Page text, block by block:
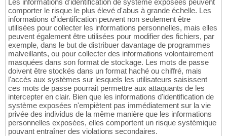
comporter le risque le plus élevé d'abus à grande échelle. Les
informations d'identification peuvent non seulement être
utilisées pour collecter les informations personnelles, mais elles
peuvent également être utilisées pour modifier des fichiers, par
exemple, dans le but de distribuer davantage de programmes
malveillants, ou pour collecter des informations volontairement
masquées dans son format de stockage. Les mots de passe
doivent être stockés dans un format haché ou chiffré, mais
l'accès aux systèmes sur lesquels les utilisateurs saisissent
ces mots de passe pourrait permettre aux attaquants de les
intercepter en clair. Bien que les informations d'identification de
système exposées n'empiètent pas immédiatement sur la vie
privée des individus de la même manière que les informations
personnelles exposées, elles comportent un risque systémique
pouvant entraîner des violations secondaires.